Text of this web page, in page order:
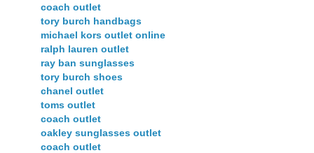
coach outlet
tory burch handbags
michael kors outlet online
ralph lauren outlet
ray ban sunglasses
tory burch shoes
chanel outlet
toms outlet
coach outlet
oakley sunglasses outlet
coach outlet